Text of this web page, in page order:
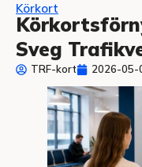
Körkort
Sveg
TRF-kort 2026-05-